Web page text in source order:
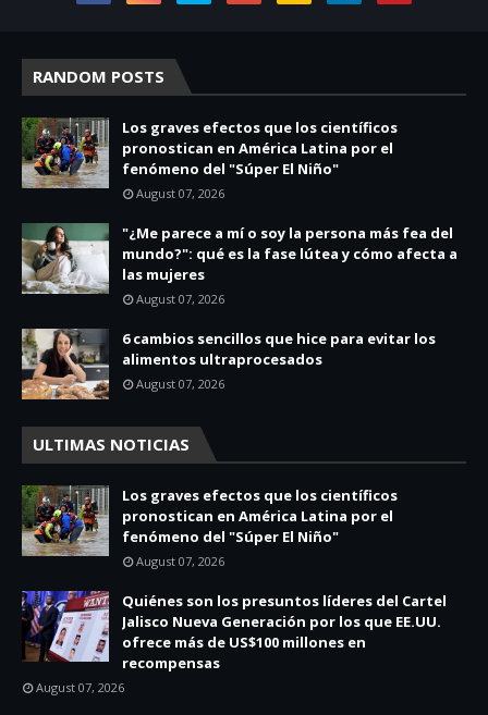
RANDOM POSTS
Los graves efectos que los científicos
pronostican en América Latina por el
fenómeno del "Súper El Niño"
August 07, 2026
"¿Me parece a mí o soy la persona más fea del
mundo?": qué es la fase lútea y cómo afecta a
las mujeres
August 07, 2026
6 cambios sencillos que hice para evitar los
alimentos ultraprocesados
August 07, 2026
ULTIMAS NOTICIAS
Los graves efectos que los científicos
pronostican en América Latina por el
fenómeno del "Súper El Niño"
August 07, 2026
Quiénes son los presuntos líderes del Cartel
Jalisco Nueva Generación por los que EE.UU.
ofrece más de US$100 millones en
recompensas
August 07, 2026